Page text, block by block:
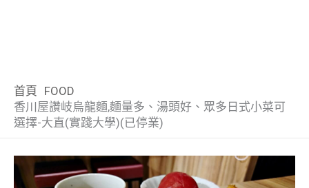
首頁 FOOD
香川屋讚岐烏龍麵,麵量多、湯頭好、眾多日式小菜可
選擇-大直(實踐大學)(已停業)